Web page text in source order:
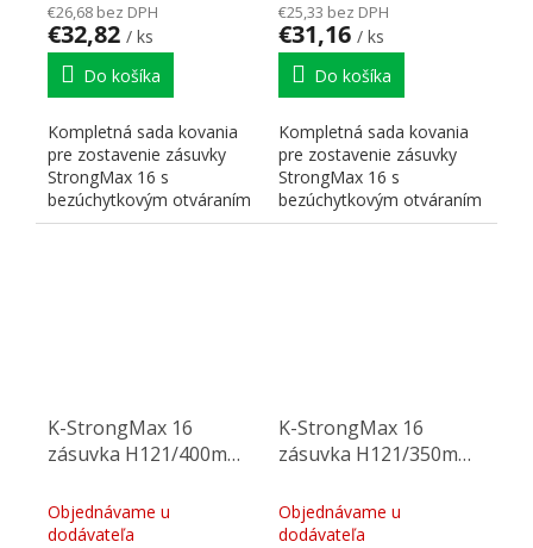
€26,68 bez DPH
€32,82 / ks
Do košíka
Kompletná sada kovania
pre zostavenie zásuvky
StrongMax 16 s
bezúchytkovým otváraním
"PUSH". Nutné doplniť
€25,33 bez DPH
€31,16 / ks
Do košíka
Kompletná sada kovania
pre zostavenie zásuvky
StrongMax 16 s
bezúchytkovým otváraním
"PUSH". Nutné doplniť
K-StrongMax 16
zásuvka H121/400mm
Objednávame u
dodávateľa
K-StrongMax 16
zásuvka H121/350mm
Objednávame u
dodávateľa